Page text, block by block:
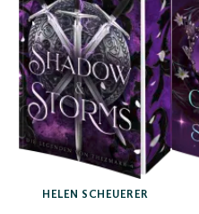
HELEN SCHEUERER